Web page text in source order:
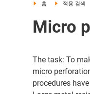
홈 적용 검색
Micro
The task: To
micro
procedures